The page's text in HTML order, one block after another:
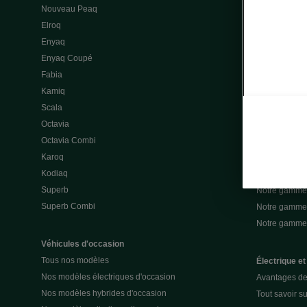
Nouveau Peaq
Elroq
Enyaq
Enyaq Coupé
Fabia
Kamiq
Scala
Octavia
Octavia Combi
Karoq
Kodiaq
Superb
Superb Combi
Véhicules d'occasion
Tous nos modèles
Nos modèles électriques d'occasion
Nos modèles hybrides d'occasion
Offres
Location
Découvrir
Nos offres
Nos offres
Notre
Notre
Notre
Notre
Notre
Notre
Électrique
Avantages
Tout savoir